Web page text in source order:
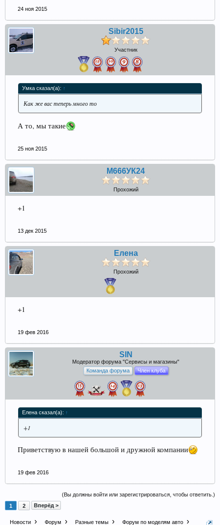
24 ноя 2015
Sibir2015
Участник
Умка сказал(а): ↑
Как же вас теперь много то
А то, мы такие
25 ноя 2015
М666УК24
Прохожий
+1
13 дек 2015
Елена
Прохожий
+1
19 фев 2016
SIN
Модератор форума "Сервисы и магазины"
Команда форума
Член клуба
Елена сказал(а): ↑
+1
Приветствую в нашей большой и дружной компании
19 фев 2016
(Вы должны войти или зарегистрироваться, чтобы ответить.)
1
2 Вперёд >
Новости Форум Разные темы Форум по моделям авто